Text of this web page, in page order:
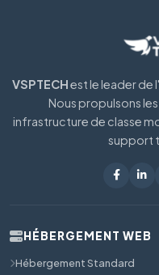
VSPTECHest le leader de
Nous propulsons
infrastructure de classe
support
HÉBERGEMENT WEB
Hébergement Standard